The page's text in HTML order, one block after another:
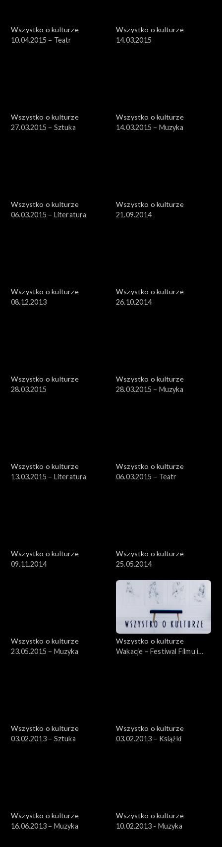
Wszystko o kulturze
10.04.2015 – Teatr
Wszystko o kulturze
14.03.2015
Wszystko o kulturze
27.03.2015 – Sztuka
Wszystko o kulturze
14.03.2015 – Muzyka
Wszystko o kulturze
06.03.2015 – Literatura
Wszystko o kulturze
21.09.2014
Wszystko o kulturze
08.12.2013
Wszystko o kulturze
26.10.2014
Wszystko o kulturze
28.03.2015
Wszystko o kulturze
28.03.2015 – Muzyka
Wszystko o kulturze
13.03.2015 – Literatura
Wszystko o kulturze
06.03.2015 – Teatr
Wszystko o kulturze
09.11.2014
Wszystko o kulturze
25.05.2014
Wszystko o kulturze
23.05.2015 – Muzyka
Wszystko o kulturze
Wakacje – Festiwal Filmu i
Wszystko o kulturze
03.02.2013 – Sztuka
Wszystko o kulturze
03.02.2013 – Książki
Wszystko o kulturze
16.06.2013 – Muzyka
Wszystko o kulturze
10.02.2013 - Muzyka